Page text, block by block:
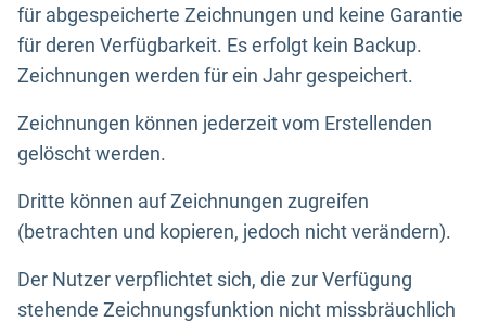
für abgespeicherte Zeichnungen und keine Garantie
für deren Verfügbarkeit. Es erfolgt kein Backup.
Zeichnungen werden für ein Jahr gespeichert.
Zeichnungen können jederzeit vom Erstellenden
gelöscht werden.
Dritte können auf Zeichnungen zugreifen
(betrachten und kopieren, jedoch nicht verändern).
Der Nutzer verpflichtet sich, die zur Verfügung
stehende Zeichnungsfunktion nicht missbräuchlich